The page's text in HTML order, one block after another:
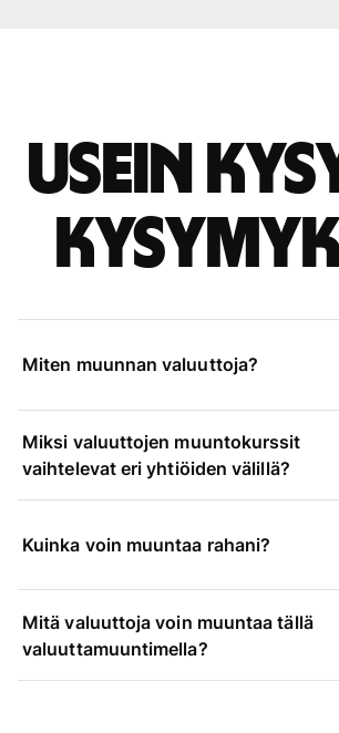
Usein
Miten muunnan valuuttoja?
Miksi valuuttojen muuntokurssit
vaihtelevat eri yhtiöiden välillä?
Kuinka voin muuntaa rahani?
Mitä valuuttoja voin muuntaa tällä
valuuttamuuntimella?